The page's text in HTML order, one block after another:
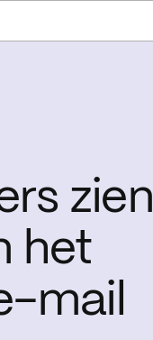
zien
het
mail